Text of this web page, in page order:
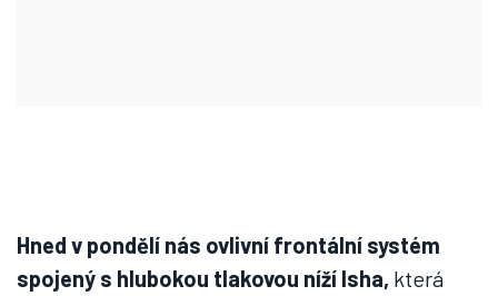
Hned v pondělí nás ovlivní frontální systém
spojený s hlubokou tlakovou níží Isha, která